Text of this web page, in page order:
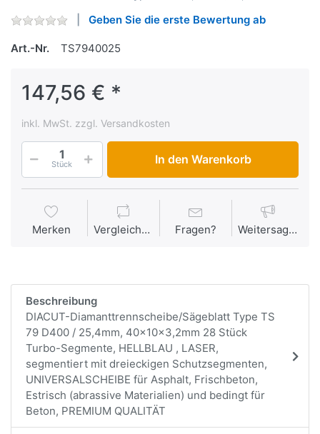
Geben Sie die erste Bewertung ab
Art.-Nr. TS7940025
147,56 € *
inkl. MwSt. zzgl. Versandkosten
Stück In den Warenkorb
Merken Vergleichen Fragen? Weitersagen
Beschreibung
DIACUT-Diamanttrennscheibe/Sägeblatt Type TS
79 D400 / 25,4mm, 40x10x3,2mm 28 Stück
Turbo-Segmente, HELLBLAU , LASER,
segmentiert mit dreieckigen Schutzsegmenten,
UNIVERSALSCHEIBE für Asphalt, Frischbeton,
Estrisch (abrassive Materialien) und bedingt für
Beton, PREMIUM QUALITÄT